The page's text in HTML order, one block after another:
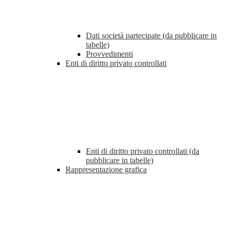
Dati società partecipate (da pubblicare in
tabelle)
Provvedimenti
Enti di diritto privato controllati
Enti di diritto privato controllati (da
pubblicare in tabelle)
Rappresentazione grafica